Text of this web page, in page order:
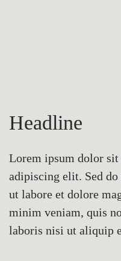
Headline
Lorem ipsum dolor sit
adipiscing elit. Sed
ut labore et dolore
minim veniam, quis
laboris nisi ut aliquip